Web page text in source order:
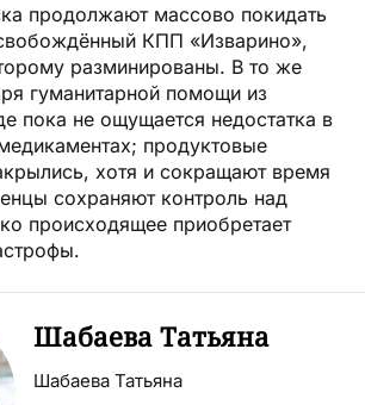
продолжают массово покидать
КПП «Изварино»,
разминированы. В то же
гуманитарной помощи из
пока не ощущается недостатка в
продуктовые
хотя и сокращают время
сохраняют контроль над
происходящее приобретает
Шабаева Татьяна
Шабаева Татьяна